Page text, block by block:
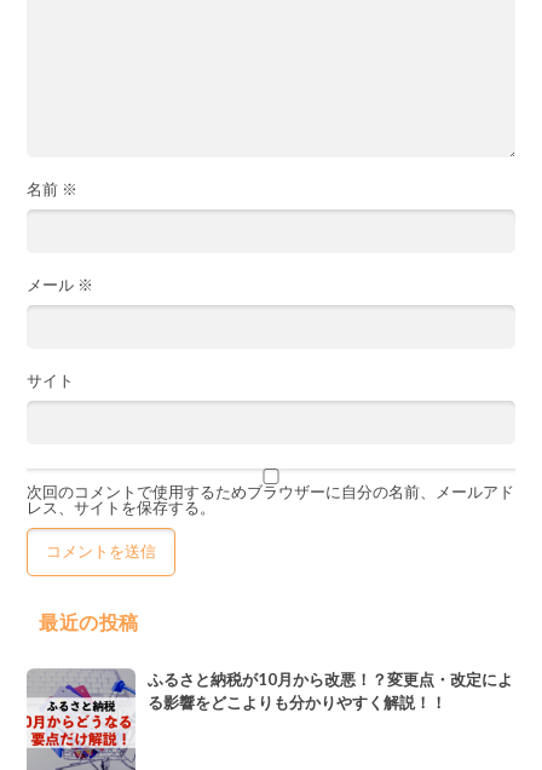
名前 ※
メール ※
サイト
次回のコメントで使用するためブラウザーに自分の名前、メールアド
レス、サイトを保存する。
最近の投稿
ふるさと納税が10月から改悪！？変更点・改定によ
る影響をどこよりも分かりやすく解説！！